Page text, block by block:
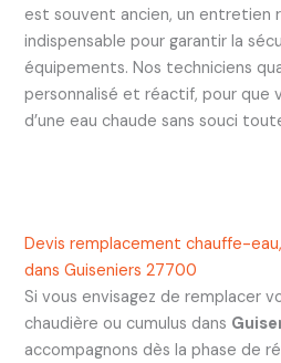
est souvent ancien, un entretien
indispensable pour garantir la
équipements. Nos techniciens
personnalisé et réactif, pour que
d’une eau chaude sans souci
Devis remplacement chauffe-
dans Guiseniers 27700
Si vous envisagez de remplacer
chaudière ou cumulus dans
accompagnons dès la phase de